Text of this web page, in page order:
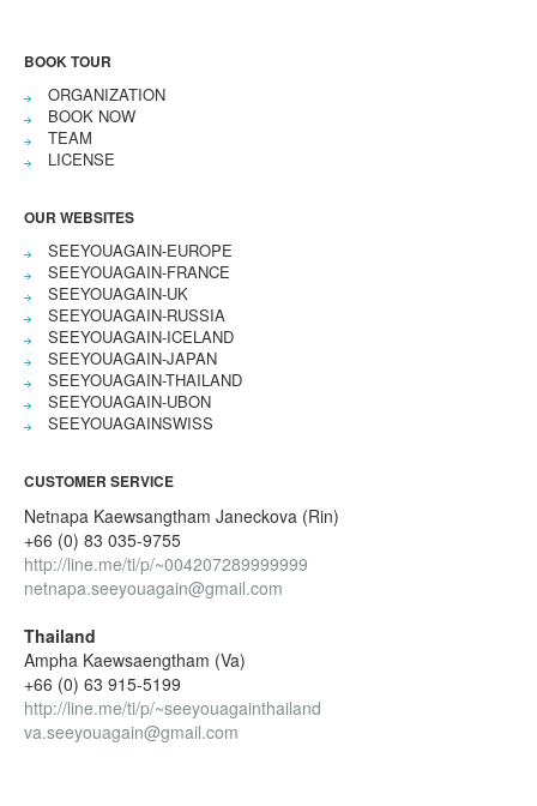
BOOK TOUR
ORGANIZATION
BOOK NOW
TEAM
LICENSE
OUR WEBSITES
SEEYOUAGAIN-EUROPE
SEEYOUAGAIN-FRANCE
SEEYOUAGAIN-UK
SEEYOUAGAIN-RUSSIA
SEEYOUAGAIN-ICELAND
SEEYOUAGAIN-JAPAN
SEEYOUAGAIN-THAILAND
SEEYOUAGAIN-UBON
SEEYOUAGAINSWISS
CUSTOMER SERVICE
Netnapa Kaewsangtham Janeckova (Rin)
+66 (0) 83 035-9755
http://line.me/ti/p/~004207289999999
netnapa.seeyouagain@gmail.com
Thailand
Ampha Kaewsaengtham (Va)
+66 (0) 63 915-5199
http://line.me/ti/p/~seeyouagainthailand
va.seeyouagain@gmail.com